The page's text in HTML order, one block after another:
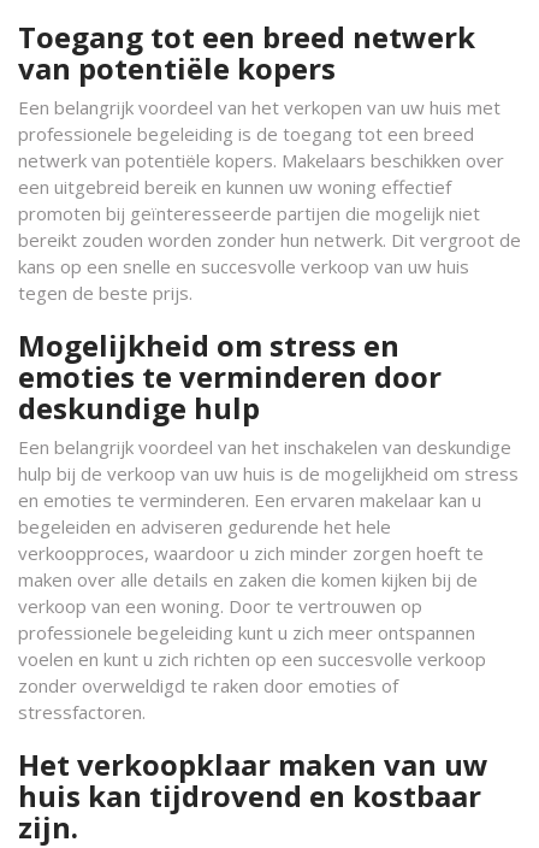
Toegang tot een breed netwerk
van potentiële kopers
Een belangrijk voordeel van het verkopen van uw huis met
professionele begeleiding is de toegang tot een breed
netwerk van potentiële kopers. Makelaars beschikken over
een uitgebreid bereik en kunnen uw woning effectief
promoten bij geïnteresseerde partijen die mogelijk niet
bereikt zouden worden zonder hun netwerk. Dit vergroot de
kans op een snelle en succesvolle verkoop van uw huis
tegen de beste prijs.
Mogelijkheid om stress en
emoties te verminderen door
deskundige hulp
Een belangrijk voordeel van het inschakelen van deskundige
hulp bij de verkoop van uw huis is de mogelijkheid om stress
en emoties te verminderen. Een ervaren makelaar kan u
begeleiden en adviseren gedurende het hele
verkoopproces, waardoor u zich minder zorgen hoeft te
maken over alle details en zaken die komen kijken bij de
verkoop van een woning. Door te vertrouwen op
professionele begeleiding kunt u zich meer ontspannen
voelen en kunt u zich richten op een succesvolle verkoop
zonder overweldigd te raken door emoties of
stressfactoren.
Het verkoopklaar maken van uw
huis kan tijdrovend en kostbaar
zijn.